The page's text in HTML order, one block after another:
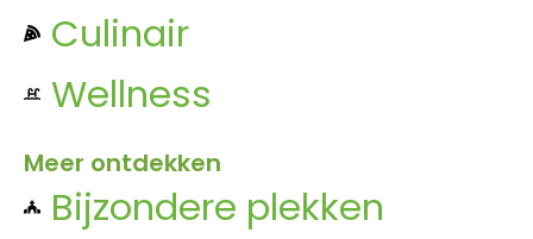
Culinair
Wellness
Meer ontdekken
Bijzondere plekken